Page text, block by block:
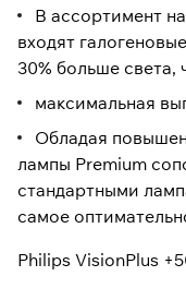
В ассортимент
входят
30% больше
максимальная
Обладая
лампы Premium
стандартными
самое
Philips VisionPlus